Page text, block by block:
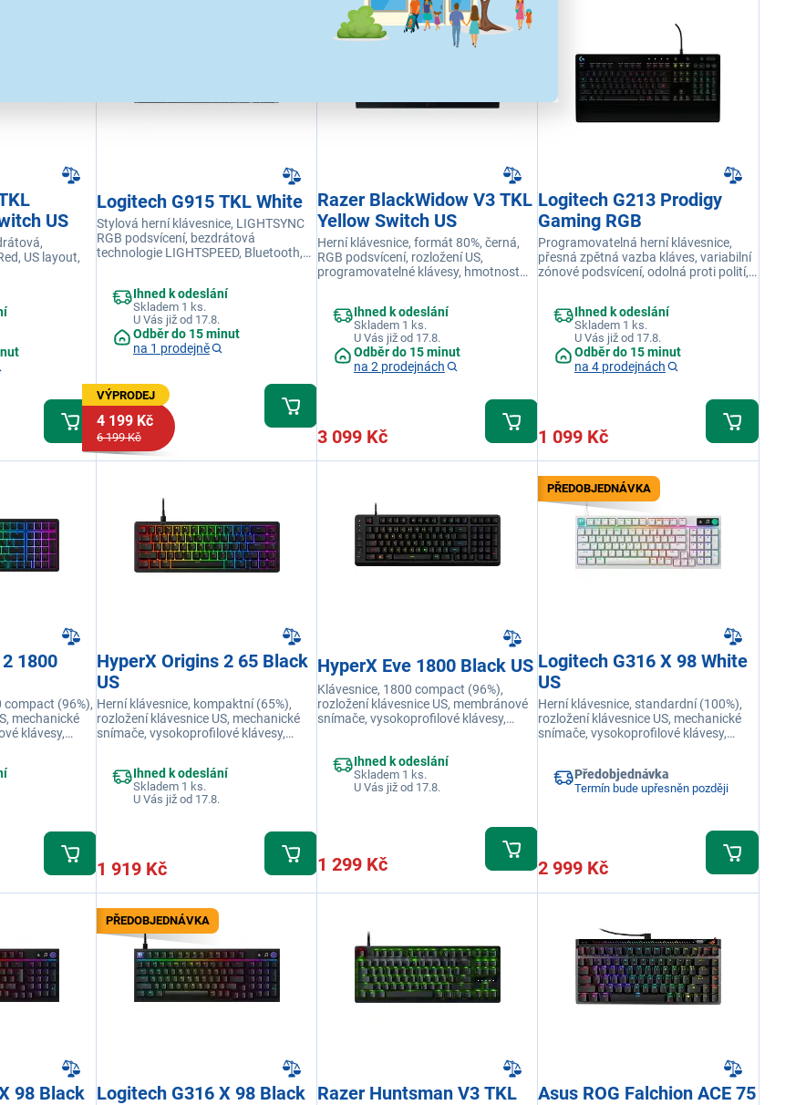
US
US layout,
Logitech G915 TKL White
Stylová herní klávesnice, LIGHTSYNC
RGB podsvícení, bezdrátová
technologie LIGHTSPEED, Bluetooth,
využití 100% jasu
Ihned k odeslání
Skladem 1 ks.
U Vás již od 17.8.
Odběr do 15 minut
na 1 prodejně
VÝPRODEJ
4 199 Kč
6 199 Kč
Razer BlackWidow V3 TKL
Yellow Switch US
Herní klávesnice, formát 80%, černá,
RGB podsvícení, rozložení US,
programovatelné klávesy, hmotnost
Ihned k odeslání
Skladem 1 ks.
U Vás již od 17.8.
Odběr do 15 minut
na 2 prodejnách
3 099 Kč
Logitech G213 Prodigy
Gaming RGB
Programovatelná herní klávesnice,
přesná zpětná vazba kláves, variabilní
zónové podsvícení, odolná proti polití,
Ihned k odeslání
Skladem 1 ks.
U Vás již od 17.8.
Odběr do 15 minut
na 4 prodejnách
1 099 Kč
1800
compact (96%),
mechanické
klávesy,
HyperX Origins 2 65 Black
US
Herní klávesnice, kompaktní (65%),
rozložení klávesnice US, mechanické
snímače, vysokoprofilové klávesy,
Ihned k odeslání
Skladem 1 ks.
U Vás již od 17.8.
1 919 Kč
HyperX Eve 1800 Black US
Klávesnice, 1800 compact (96%),
rozložení klávesnice US, membránové
snímače, vysokoprofilové klávesy,
Ihned k odeslání
Skladem 1 ks.
U Vás již od 17.8.
1 299 Kč
PŘEDOBJEDNÁVKA
Logitech G316 X 98 White
US
Herní klávesnice, standardní (100%),
rozložení klávesnice US, mechanické
snímače, vysokoprofilové klávesy,
Předobjednávka
Termín bude upřesněn později
2 999 Kč
98 Black
PŘEDOBJEDNÁVKA
Logitech G316 X 98 Black Razer Huntsman V3 TKL
Asus ROG Falchion ACE 75